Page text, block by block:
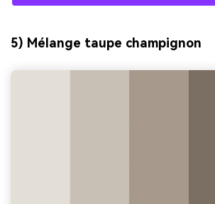
5) Mélange taupe champignon